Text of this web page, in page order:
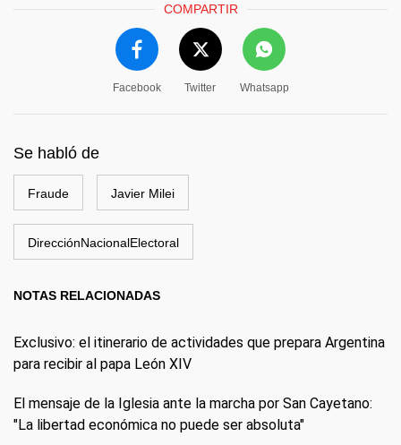
COMPARTIR
Facebook Twitter Whatsapp
Se habló de
Fraude Javier Milei
DirecciónNacionalElectoral
NOTAS RELACIONADAS
Exclusivo: el itinerario de actividades que prepara Argentina
para recibir al papa León XIV
El mensaje de la Iglesia ante la marcha por San Cayetano:
"La libertad económica no puede ser absoluta"